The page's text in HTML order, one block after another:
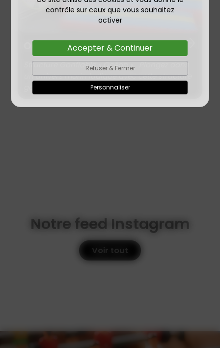
contrôle sur ceux que vous souhaitez
activer
Accepter & Continuer
Refuser & Fermer
Personnaliser
Océan 240€
Structure Gonflable « Océan » Plongez dans
un univers marin ludique avec cette structure
gonflable colorée sur le...
Notre feed Instagram
Voir tout